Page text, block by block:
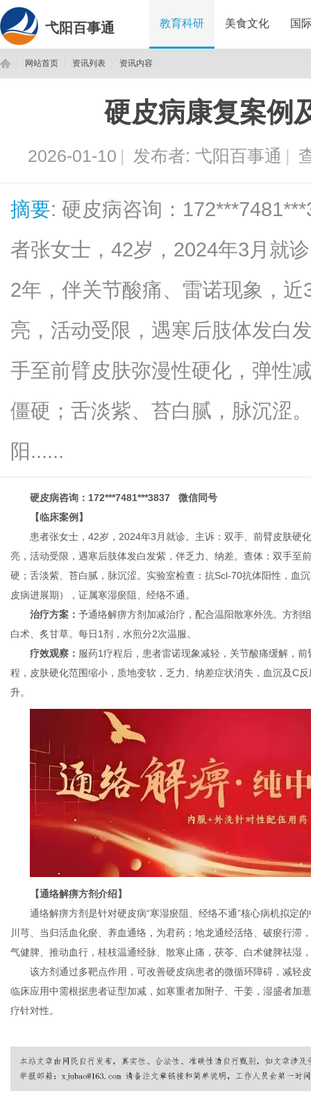
弋阳百事通 教育科研 美食文化 国
网站首页 资讯列表
›
资讯内容
硬皮病康复案例
2026-01-10 | 发布者: 弋阳百事通 |
摘要: 硬皮病咨询：
者张女士，42岁，2024年3月就
2年，伴关节酸痛、雷诺现象，
亮，活动受限，遇寒后肢体发白
手至前臂皮肤弥漫性硬化，弹性
僵硬；舌淡紫、苔白腻，脉沉涩
阳......
硬皮病咨询：172***7481***3837 微信同号
【临床案例】
患者张女士，42岁，2024年3月就诊。主诉：双手、前臂皮肤硬
亮，活动受限，遇寒后肢体发白发紫，伴乏力、纳差。查体：双手至
硬；舌淡紫、苔白腻，脉沉涩。实验室检查：抗Scl-70抗体阳性，血
皮病进展期），证属寒湿瘀阻、经络不通。
治疗方案： 予通络解痹方剂加减治疗，配合温阳散寒外洗。方剂
白术、炙甘草。每日1剂，水煎分2次温服。
疗效观察： 服药1疗程后，患者雷诺现象减轻，关节酸痛缓解，
程，皮肤硬化范围缩小，质地变软，乏力、纳差症状消失，血沉及C
升。
【通络解痹方剂介绍】
通络解痹方剂是针对硬皮病“寒湿瘀阻、经络不通”核心病机拟定
川芎、当归活血化瘀、养血通络，为君药；地龙通经活络、破瘀行滞
气健脾、推动血行，桂枝温通经脉、散寒止痛，茯苓、白术健脾祛湿
该方剂通过多靶点作用，可改善硬皮病患者的微循环障碍，减轻
临床应用中需根据患者证型加减，如寒重者加附子、干姜，湿盛者加
疗针对性。